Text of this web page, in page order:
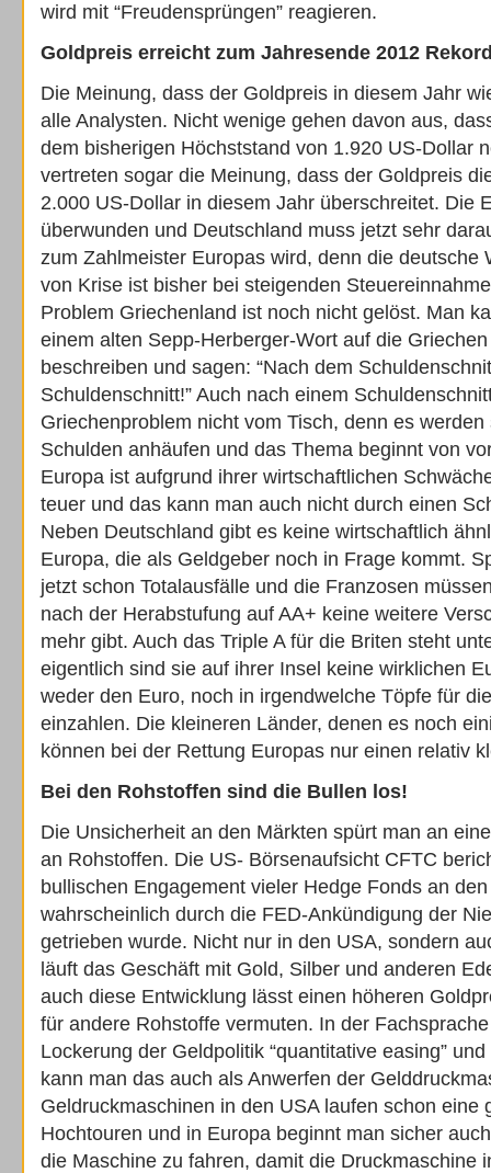
wird mit “Freudensprüngen” reagieren.
Goldpreis erreicht zum Jahresende 2012
Die Meinung, dass der Goldpreis in diesem Jahr
alle Analysten. Nicht wenige gehen davon aus,
dem bisherigen Höchststand von 1.920 US-Dollar
vertreten sogar die Meinung, dass der Goldpreis
2.000 US-Dollar in diesem Jahr überschreitet. Die
überwunden und Deutschland muss jetzt sehr
zum Zahlmeister Europas wird, denn die deutsche
von Krise ist bisher bei steigenden
Problem Griechenland ist noch nicht gelöst. Man
einem alten Sepp-Herberger-Wort auf die
beschreiben und sagen: “Nach dem
Schuldenschnitt!” Auch nach einem
Griechenproblem nicht vom Tisch, denn es
Schulden anhäufen und das Thema beginnt von
Europa ist aufgrund ihrer wirtschaftlichen
teuer und das kann man auch nicht durch einen
Neben Deutschland gibt es keine wirtschaftlich
Europa, die als Geldgeber noch in Frage kommt.
jetzt schon Totalausfälle und die Franzosen
nach der Herabstufung auf AA+ keine weitere
mehr gibt. Auch das Triple A für die Briten steht
eigentlich sind sie auf ihrer Insel keine wirklichen
weder den Euro, noch in irgendwelche Töpfe für
einzahlen. Die kleineren Länder, denen es noch
können bei der Rettung Europas nur einen relativ
Bei den Rohstoffen sind die Bullen los!
Die Unsicherheit an den Märkten spürt man an
an Rohstoffen. Die US- Börsenaufsicht CFTC
bullischen Engagement vieler Hedge Fonds an
wahrscheinlich durch die FED-Ankündigung der
getrieben wurde. Nicht nur in den USA, sondern
läuft das Geschäft mit Gold, Silber und anderen
auch diese Entwicklung lässt einen höheren
für andere Rohstoffe vermuten. In der
Lockerung der Geldpolitik “quantitative easing”
kann man das auch als Anwerfen der
Geldruckmaschinen in den USA laufen schon eine
Hochtouren und in Europa beginnt man sicher
die Maschine zu fahren, damit die Druckmaschine